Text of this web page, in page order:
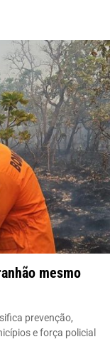
mesmo
prevenção,
e força policial